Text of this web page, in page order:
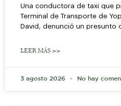
Una conductora de taxi que
Terminal de Transporte de
David, denunció un presunto
LEER MÁS >>
3 agosto 2026 No hay